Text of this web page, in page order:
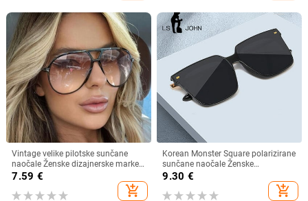
prekograničnim krojem
Vintage velike pilotske sunčane
naočale Ženske dizajnerske marke
Crno-žute naočale s gradijentnim
sunčanim naočalama velikog
okvira UV400 Luksuzne muške
7.59 €
add_shopping_cart
Korean Monster Square polarizirane
sunčane naočale Ženske
visokokvalitetne nježne luksuzne
sunčane naočale Muške prevelike
nijanse UV400 naočale
9.30 €
add_shopping_cart